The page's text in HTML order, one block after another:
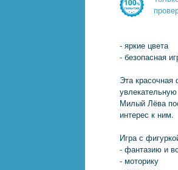
- яркие цвета
- безопасная
Эта красочная
Милый Лёва
интерес к ним.
Игра с
- фантазию и
- моторику